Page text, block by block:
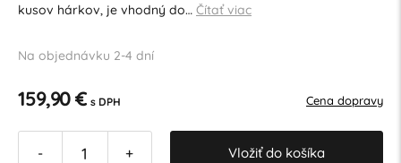
kusov hárkov, je vhodný do… Čítať viac
Na objednávku 2-4 dní
159,90 € s DPH Cena dopravy
- + Vložiť do košíka